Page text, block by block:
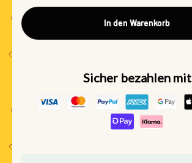
In den Warenkorb
Sicher bezahlen mit